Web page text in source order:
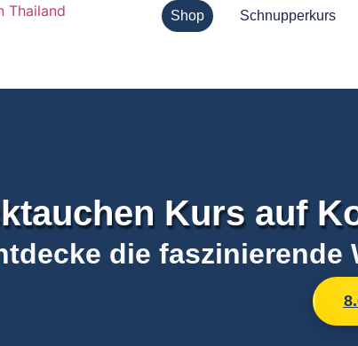
Shop Schnupperkurs
Kurs auf
die faszinierende